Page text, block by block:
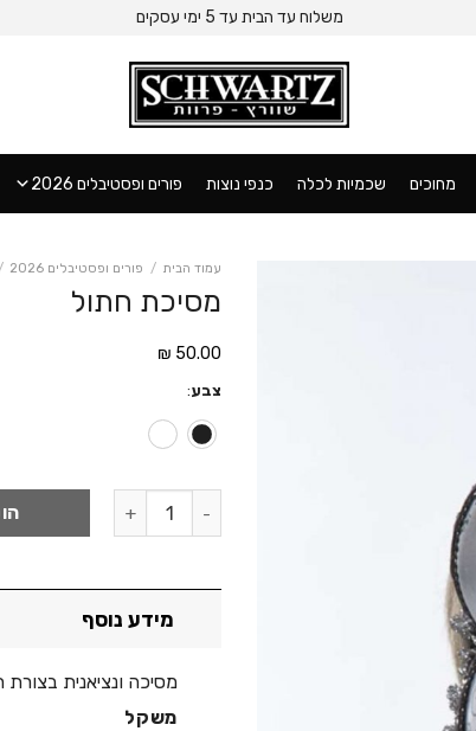
משלוח עד הבית עד 5 ימי עסקים
מחוכים שכמיות לכלה כנפי נוצות פורים ופסטיבלים 2026
עמוד הבית / פורים ופסטיבלים 2026 /
מסיכת חתול
50.00
₪
צבע:
כמות של מסיכת חתול
מידע נוסף
מסיכה ונציאנית
משקל